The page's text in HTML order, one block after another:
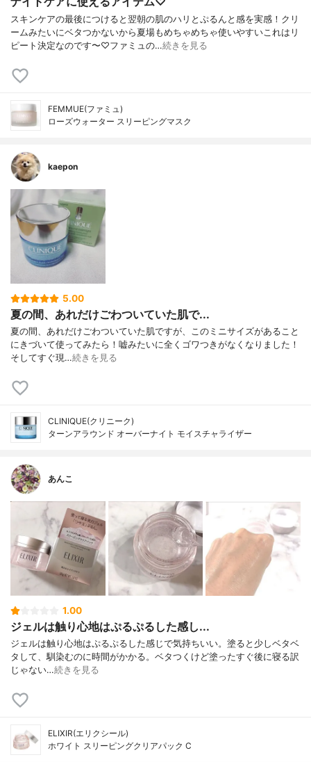
スキンケアの最後につけると翌朝の肌のハリとぷるんと感を実感！クリ
ームみたいにベタつかないから夏場もめちゃめちゃ使いやすいこれはリ
ピート決定なのです〜♡ファミュの…続きを見る
FEMMUE(ファミュ)
ローズウォーター スリーピングマスク
kaepon
5.00
夏の間、あれだけごわついていた肌で...
夏の間、あれだけごわついていた肌ですが、このミニサイズがあること
にきづいて使ってみたら！嘘みたいに全くゴワつきがなくなりました！
そしてすぐ現…続きを見る
CLINIQUE(クリニーク)
ターンアラウンド オーバーナイト モイスチャライザー
あんこ
1.00
ジェルは触り心地はぷるぷるした感し...
ジェルは触り心地はぷるぷるした感じで気持ちいい。塗ると少しベタベ
タして、馴染むのに時間がかかる。ベタつくけど塗ったすぐ後に寝る訳
じゃない…続きを見る
ELIXIR(エリクシール)
ホワイト スリーピングクリアパック C